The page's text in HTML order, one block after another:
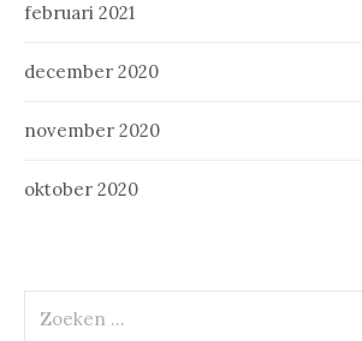
februari 2021
december 2020
november 2020
oktober 2020
naar: